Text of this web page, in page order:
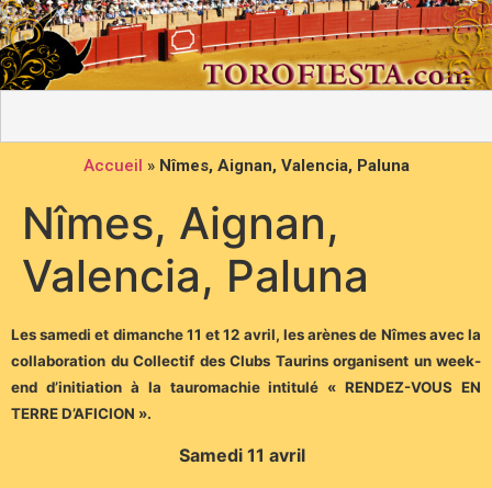
Accueil » Nîmes, Aignan, Valencia, Paluna
Nîmes, Aignan,
Valencia, Paluna
Les samedi et dimanche 11 et 12 avril, les arènes de Nîmes avec la
collaboration du Collectif des Clubs Taurins organisent un week-
end d’initiation à la tauromachie intitulé « RENDEZ-VOUS EN
TERRE D’AFICION ».
Samedi 11 avril